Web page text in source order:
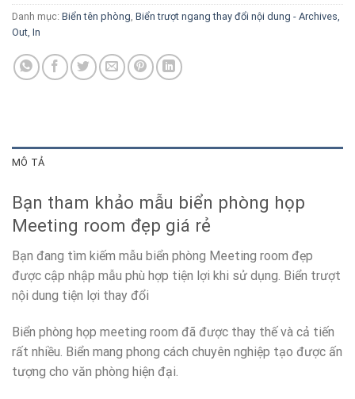
Danh mục: Biển tên phòng Biển trượt ngang thay đổi nội dung - Archives,
Out, In
MÔ TẢ
Bạn tham khảo mẫu biển phòng họp
Meeting room đẹp giá rẻ
Bạn đang tìm kiếm mẫu biển phòng Meeting room đẹp
được cập nhập mẫu phù hợp tiện lợi khi sử dụng. Biển trượt
nội dung tiện lợi thay đổi
Biển phòng họp meeting room đã được thay thế và cả tiến
rất nhiều. Biển mang phong cách chuyên nghiệp tạo được ấn
tượng cho văn phòng hiện đại.